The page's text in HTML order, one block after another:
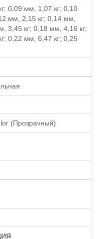
0,09 мм, 1,07 кг; 0,10
мм, 2,15 кг; 0,14 мм,
3,45 кг; 0,18 мм, 4,16 кг;
0,22 мм, 6,47 кг; 0,25
(Прозрачный)